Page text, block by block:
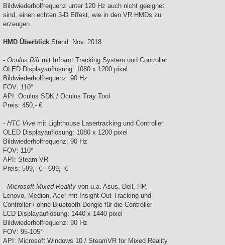
Bildwiederholfrequenz unter 120 Hz auch nicht geeignet
sind, einen echten 3-D Effekt, wie in den VR HMDs zu
erzeugen.
HMD Überblick Stand: Nov. 2018
- Oculus Rift mit Infrarot Tracking System und Controller
OLED Displayauflösung: 1080 x 1200 pixel
Bildwiederholfrequenz: 90 Hz
FOV: 110°
API: Oculus SDK / Oculus Tray Tool
Preis: 450,- €
- HTC Vive mit Lighthouse Lasertracking und Controller
OLED Displayauflösung: 1080 x 1200 pixel
Bildwiederholfrequenz: 90 Hz
FOV: 110°
API: Steam VR
Preis: 599,- € - 699,- €
- Microsoft Mixed Reality von u.a. Asus, Dell, HP,
Lenovo, Medion, Acer mit Insight-Out Tracking und
Controller / ohne Bluetooth Dongle für die Controller
LCD Displayauflösung: 1440 x 1440 pixel
Bildwiederholfrequenz: 90 Hz
FOV: 95-105°
API: Microsoft Windows 10 / SteamVR for Mixed Reality